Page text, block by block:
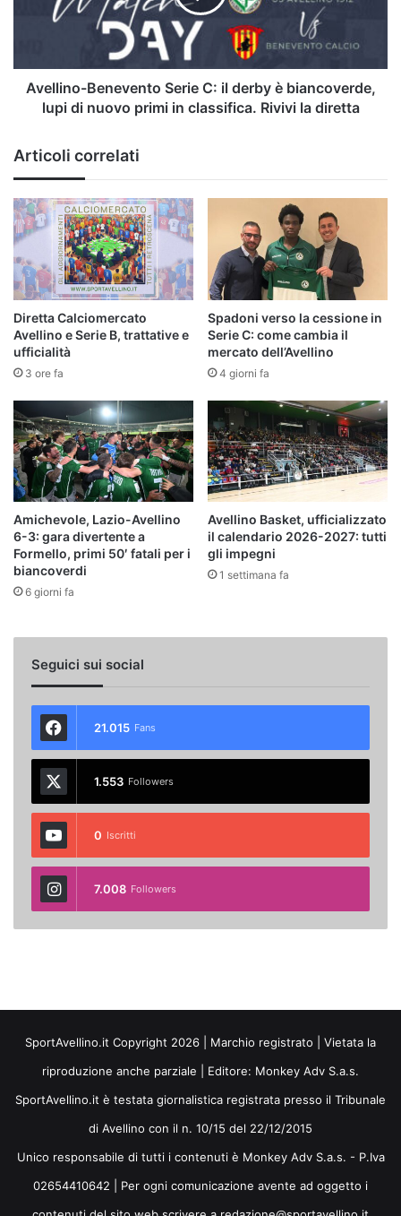
lupi
nuovo
classifica.
Rivivi
la
diretta
Avellino-Benevento Serie C: il derby è biancoverde,
lupi di nuovo primi in classifica. Rivivi la diretta
Articoli correlati
Diretta Calciomercato
Avellino e Serie B, trattative e
ufficialità
3 ore fa
Spadoni verso la cessione in
Serie C: come cambia il
mercato dell’Avellino
4 giorni fa
Amichevole, Lazio-Avellino
6-3: gara divertente a
Formello, primi 50′ fatali per i
biancoverdi
6 giorni fa
Avellino Basket, ufficializzato
il calendario 2026-2027: tutti
gli impegni
1 settimana fa
Seguici sui social
21.015 Fans
1.553 Followers
0 Iscritti
7.008 Followers
SportAvellino.it Copyright 2026 | Marchio registrato | Vietata la
riproduzione anche parziale | Editore: Monkey Adv S.a.s.
SportAvellino.it è testata giornalistica registrata presso il Tribunale
di Avellino con il n. 10/15 del 22/12/2015
Unico responsabile di tutti i contenuti è Monkey Adv S.a.s. - P.Iva
02654410642 | Per ogni comunicazione avente ad oggetto i